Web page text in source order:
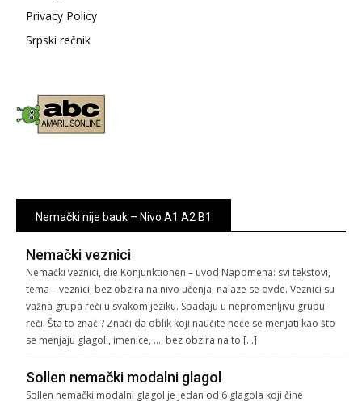
Privacy Policy
Srpski rečnik
Nemački nije bauk – Nivo A1 A2 B1
Nemački veznici
Nemački veznici, die Konjunktionen – uvod Napomena: svi tekstovi,
tema – veznici, bez obzira na nivo učenja, nalaze se ovde. Veznici su
važna grupa reči u svakom jeziku. Spadaju u nepromenljivu grupu
reči. Šta to znači? Znači da oblik koji naučite neće se menjati kao što
se menjaju glagoli, imenice, …, bez obzira na to […]
Sollen nemački modalni glagol
Sollen nemački modalni glagol je jedan od 6 glagola koji čine